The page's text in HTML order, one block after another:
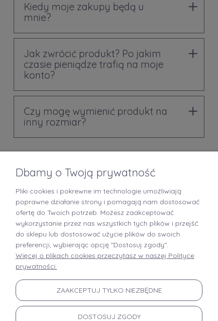
Kiedy moje zakupy będą u
mnie?
Jak zwrócić produkt? Po jakim
czasie pieniądze trafią na moje
konto?
Czy mogę wymienić produkt na
inny rozmiar?
+48 519 712 949
kontakt@brastory.pl
(od poniedziałku do piątku, w godzinach 9:00-15:00 oraz w soboty od 9:00-13:00)
Dbamy o Twoją prywatność
Pliki cookies i pokrewne im technologie umożliwiają
poprawne działanie strony i pomagają nam dostosować
ofertę do Twoich potrzeb. Możesz zaakceptować
wykorzystanie przez nas wszystkich tych plików i przejść
do sklepu lub dostosować użycie plików do swoich
preferencji, wybierając opcję "Dostosuj zgody".
Więcej o plikach cookies przeczytasz w naszej Polityce
prywatności.
ZAAKCEPTUJ TYLKO NIEZBĘDNE
DOSTOSUJ ZGODY